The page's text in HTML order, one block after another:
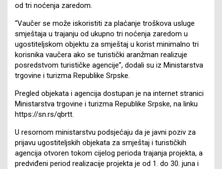
od tri noćenja zaredom.
“Vaučer se može iskoristiti za plaćanje troškova usluge
smještaja u trajanju od ukupno tri noćenja zaredom u
ugostiteljskom objektu za smještaj u korist minimalno tri
korisnika vaučera ako se turistički aranžman realizuje
posredstvom turističke agencije”, dodali su iz Ministarstva
trgovine i turizma Republike Srpske.
Pregled objekata i agencija dostupan je na internet stranici
Ministarstva trgovine i turizma Republike Srpske, na linku
https://sn.rs/qbrtt.
U resornom ministarstvu podsjećaju da je javni poziv za
prijavu ugostiteljskih objekata za smještaj i turističkih
agencija otvoren tokom cijelog perioda trajanja projekta, a
predviđeni period realizacije projekta je od 1. do 30. juna i